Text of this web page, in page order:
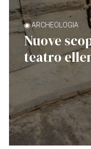
◉ ARCHEOLOGIA
Nuove
teatro